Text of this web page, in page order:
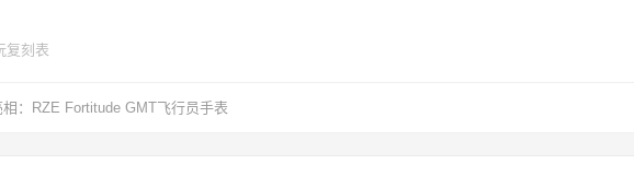
复刻表
：RZE Fortitude GMT飞行员手表